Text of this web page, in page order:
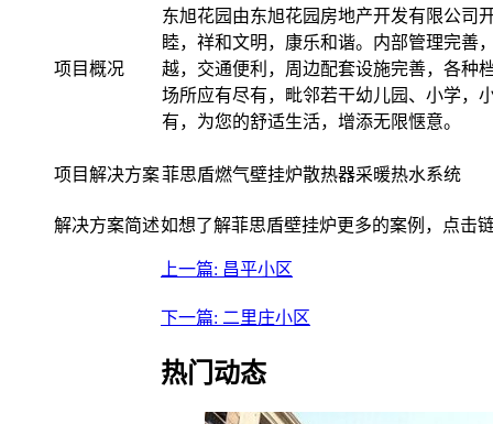
项目概况
东旭花园由东旭花园房地产开发有限公司
睦，祥和文明，康乐和谐。内部管理完善
越，交通便利，周边配套设施完善，各种
场所应有尽有，毗邻若干幼儿园、小学，
有，为您的舒适生活，增添无限惬意。
项目解决方案菲思盾燃气壁挂炉散热器采暖热水系统
解决方案简述如想了解菲思盾壁挂炉更多的案例，点击
上一篇: 昌平小区
下一篇: 二里庄小区
热门动态